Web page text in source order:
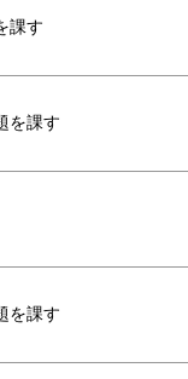
課す
を課す
を課す